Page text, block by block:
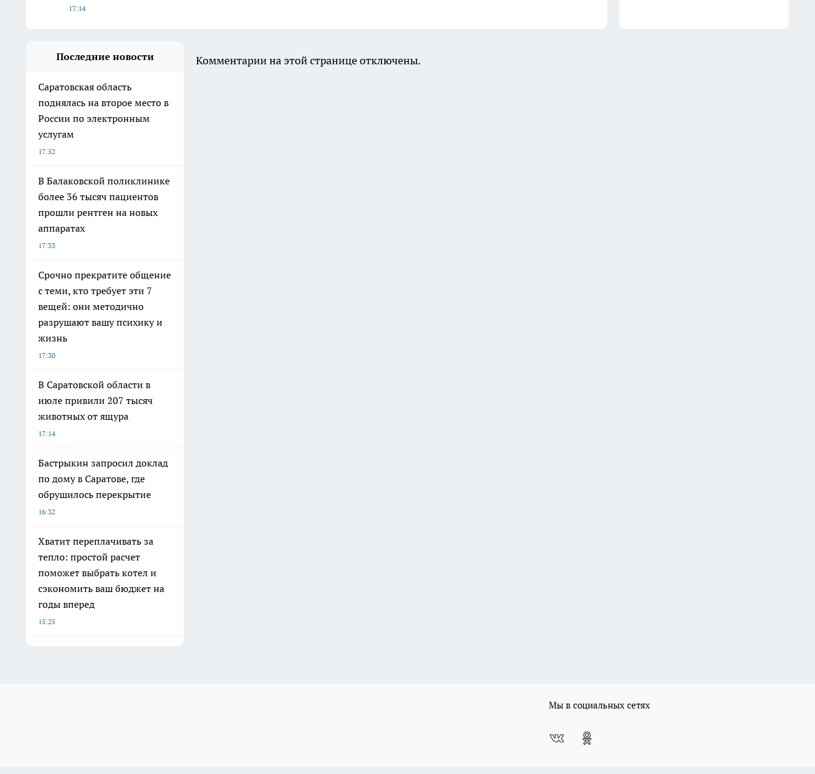
17:14
Последние новости
Саратовская область
поднялась на второе место в
России по электронным
услугам
17:52
В Балаковской поликлинике
более 36 тысяч пациентов
прошли рентген на новых
аппаратах
17:33
Срочно прекратите общение
с теми, кто требует эти 7
вещей: они методично
разрушают вашу психику и
жизнь
17:30
В Саратовской области в
июле привили 207 тысяч
животных от ящура
17:14
Бастрыкин запросил доклад
по дому в Саратове, где
обрушилось перекрытие
16:32
Хватит переплачивать за
тепло: простой расчет
поможет выбрать котел и
сэкономить ваш бюджет на
годы вперед
15:25
Комментарии на этой странице отключены.
Мы в социальных сетях